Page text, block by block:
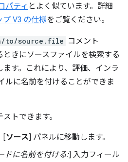
パティ とよく似ています。詳細
プ V3 の仕様をご覧ください。
to/source.file コメント
ときにソースファイルを検索する
す。これにより、評価、インラ
ルに名前を付けることができま
ストできます。
[ソース] パネルに移動します。
ドに名前を付ける:] 入力フィール